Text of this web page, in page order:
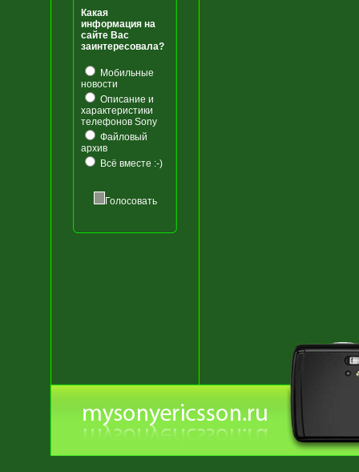
Какая
информация на
сайте Вас
заинтересовала?
Мобильные
новости
Описание и
характеристики
телефонов Sony
Файловый
архив
Всё вместе :-)
Голосовать